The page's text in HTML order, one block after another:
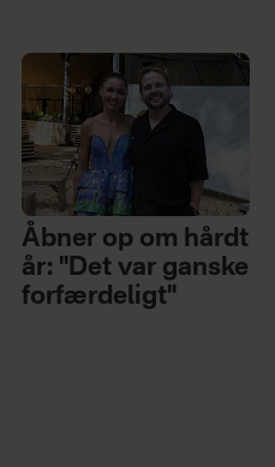
Åbner op om hårdt
år: "Det var ganske
forfærdeligt"